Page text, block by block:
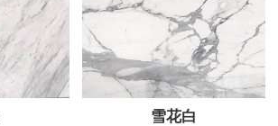
雪花白